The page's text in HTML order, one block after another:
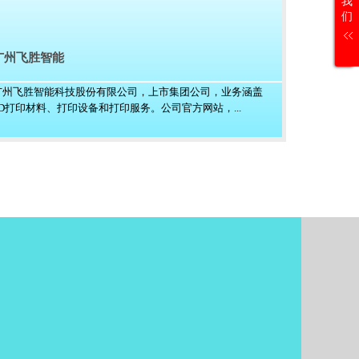
州飞胜智能
州飞胜智能科技股份有限公司，上市集团公司，业务涵盖
打印材料、打印设备和打印服务。公司官方网站，...
们